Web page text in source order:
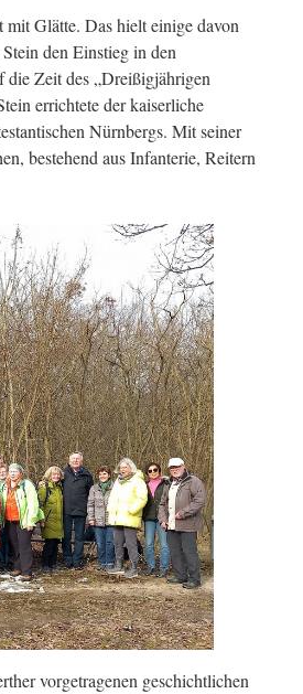
Glätte. Das hielt einige davon
den Einstieg in den
die Zeit des „Dreißigjährigen
errichtete der kaiserliche
Nürnbergs. Mit seiner
bestehend aus Infanterie, Reitern
vorgetragenen geschichtlichen